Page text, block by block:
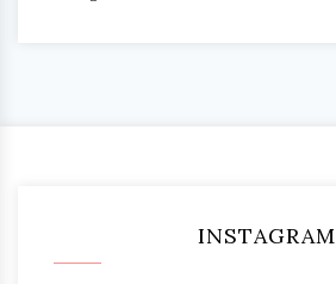
INSTAGRAM